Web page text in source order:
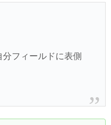
フィールドに表側